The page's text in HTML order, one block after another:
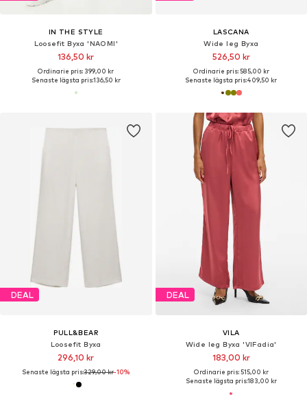
IN THE STYLE
Loosefit Byxa 'NAOMI'
136,50 kr
Ordinarie pris: 399,00 kr
Senaste lägsta pris:136,50 kr
LASCANA
Wide leg Byxa
526,50 kr
Ordinarie pris: 585,00 kr
Senaste lägsta pris:409,50 kr
DEAL
PULL&BEAR
Loosefit Byxa
296,10 kr
Senaste lägsta pris:329,00 kr-10%
DEAL
VILA
Wide leg Byxa 'VIFadia'
183,00 kr
Ordinarie pris: 515,00 kr
Senaste lägsta pris:183,00 kr